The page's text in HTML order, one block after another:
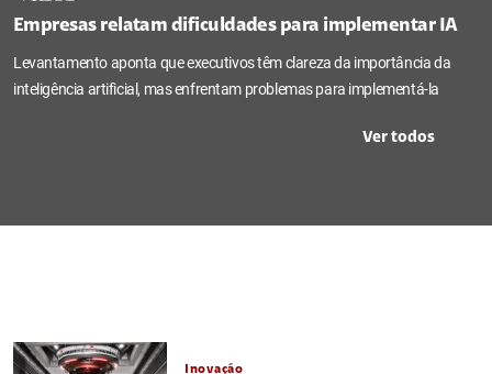
Empresas relatam dificuldades para implementar IA
Levantamento aponta que executivos têm clareza da importância da
inteligência artificial, mas enfrentam problemas para implementá-la
Ver todos
Inovação